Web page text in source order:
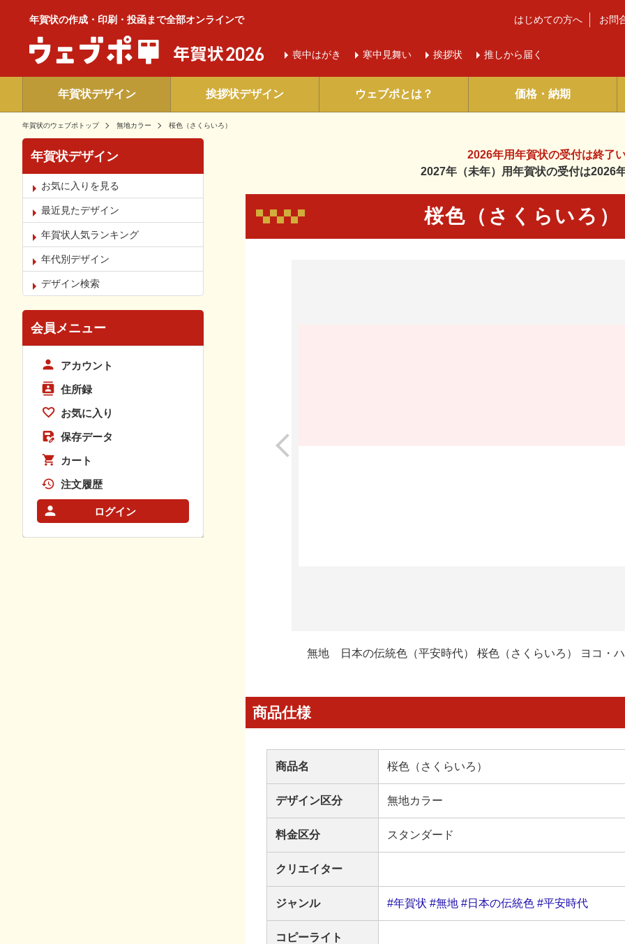
年賀状の作成・印刷・投函まで全部オンラインで
喪中はがき 寒中 見舞い 挨拶状 推しから届く
はじめての方へ お問
年賀状デザイン 挨拶状デザイン ウェブポとは？ 価格・納期
年賀状のウェブポトップ 無地カラー 桜色（さくらいろ）
2026年用年賀状の受付は終了
2027年（未年）用年賀状の受付は2026
桜色（さくらいろ
無地 日本の伝統色（平安時代） 桜色（さくらいろ） ヨコ・
商品仕様
商品名 桜色（さくらいろ）
デザイン区分 無地カラー
料金区分 スタンダード
クリエイター
ジャンル #年賀状 #無地 #日本の伝統色 #平安時代
コピーライト
年賀状デザイン
お気に入りを見る
最近見たデザイン
年賀状人気ランキング
年代別デザイン
デザイン検索
会員メニュー
アカウント
住所録
お気に入り
保存データ
カート
注文履歴
ログイン